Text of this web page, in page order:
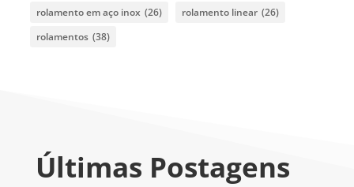
rolamento em aço inox (26) rolamento linear (26)
rolamentos (38)
Últimas Postagens